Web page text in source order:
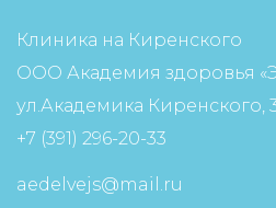
Клиника на Киренского
ООО Академия здоровья
ул.Академика Киренского,
+7 (391) 296-20-33
aedelvejs@mail.ru